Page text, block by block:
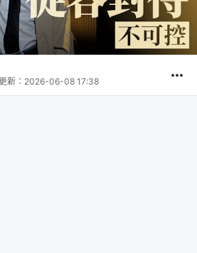
新： 2026-06-08 17:38